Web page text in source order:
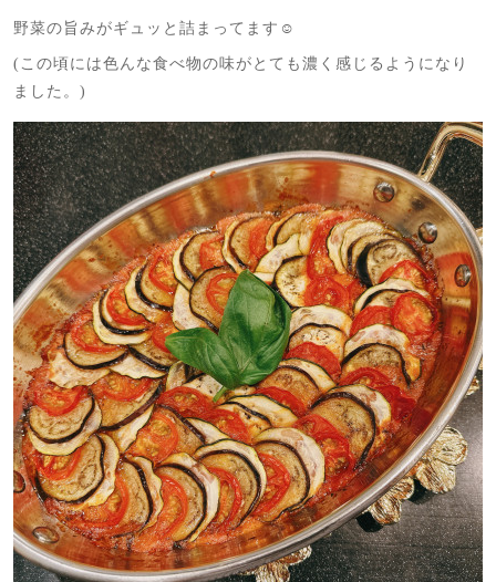
野菜の旨みがギュッと詰まってます☺️
(この頃には色んな食べ物の味がとても濃く感じるようになり
ました。)